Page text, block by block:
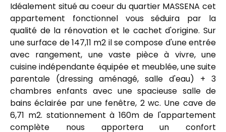
Idéalement situé au coeur du quartier MASSENA cet
appartement fonctionnel vous séduira par la
qualité de la rénovation et le cachet d'origine. Sur
une surface de 147,11 m2 il se compose d'une entrée
avec rangement, une vaste pièce à vivre, une
cuisine indépendante équipée et meublée, une suite
parentale (dressing aménagé, salle d'eau) + 3
chambres enfants avec une spacieuse salle de
bains éclairée par une fenêtre, 2 wc. Une cave de
6,71 m2. stationnement à 160m de l'appartement
complète nous apportera un confort